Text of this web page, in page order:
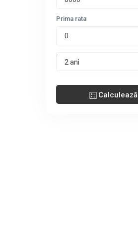
Prima rata
Perioada leasing
2 ani
Calculează